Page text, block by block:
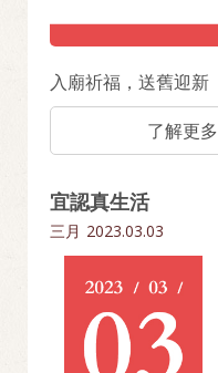
入廟祈福，送舊迎新
了解更多
宜認真生活
三月 2023.03.03